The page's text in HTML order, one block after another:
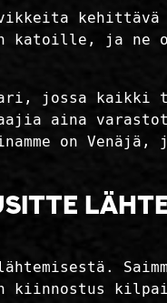
katoille, ja ne
jossa
aina
on Venäjä,
kiinnostus